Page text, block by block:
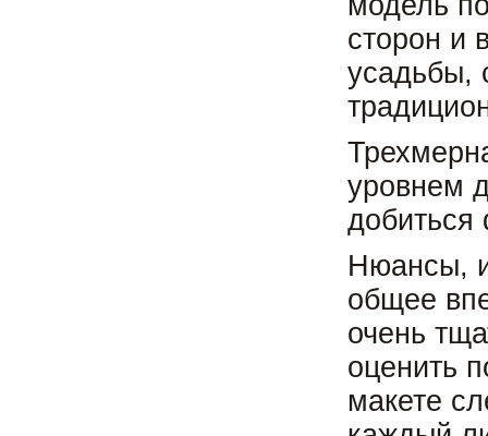
сторон и
усадьбы,
уровнем
добиться
Нюансы,
общее
очень
оценить
макете